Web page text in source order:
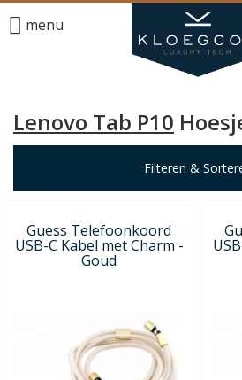
menu
Lenovo Tab P10
Filteren &
Guess Telefoonkoord
USB-C Kabel met Charm -
Goud